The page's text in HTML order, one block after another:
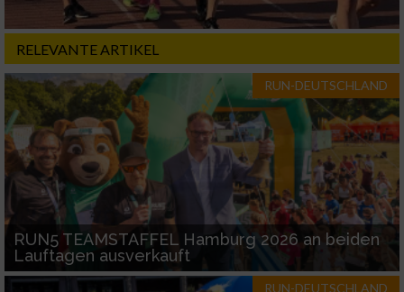
RELEVANTE ARTIKEL
RUN-DEUTSCHLAND
RUN5 TEAMSTAFFEL Hamburg 2026 an beiden
Lauftagen ausverkauft
RUN-DEUTSCHLAND
Notwendig
Performance
Funktional
Werbung